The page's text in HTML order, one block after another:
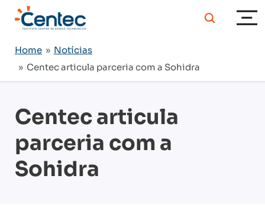
Home » Notícias
» Centec articula parceria com a Sohidra
Centec articula
parceria com a
Sohidra